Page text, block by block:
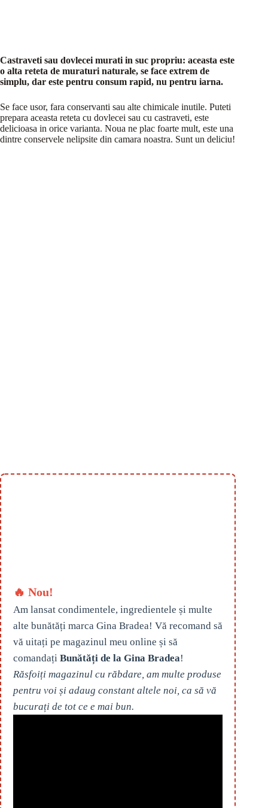
Castraveti sau dovlecei murati in suc propriu: aceasta este
o alta reteta de muraturi naturale, se face extrem de
simplu, dar este pentru consum rapid, nu pentru iarna.
Se face usor, fara conservanti sau alte chimicale inutile. Puteti
prepara aceasta reteta cu dovlecei sau cu castraveti, este
delicioasa in orice varianta. Noua ne plac foarte mult, este una
dintre conservele nelipsite din camara noastra. Sunt un deliciu!
🔥 Nou!
Am lansat condimentele, ingredientele și multe
alte bunătăți marca Gina Bradea! Vă recomand să
vă uitați pe magazinul meu online și să
comandați Bunătăți de la Gina Bradea!
Răsfoiți magazinul cu răbdare, am multe produse
pentru voi și adaug constant altele noi, ca să vă
bucurați de tot ce e mai bun.